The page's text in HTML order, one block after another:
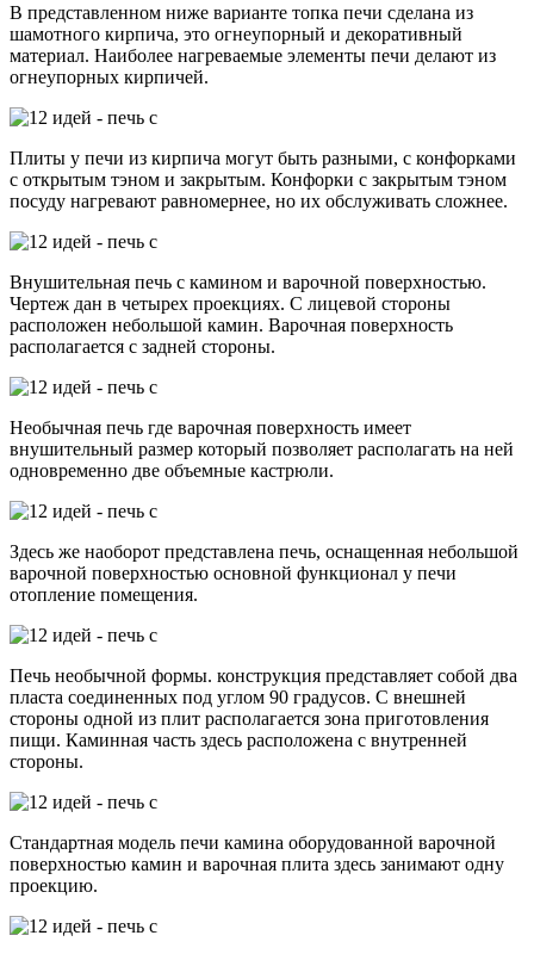
В представленном ниже варианте топка печи сделана из
шамотного кирпича, это огнеупорный и декоративный
материал. Наиболее нагреваемые элементы печи делают из
огнеупорных кирпичей.
Плиты у печи из кирпича могут быть разными, с конфорками
с открытым тэном и закрытым. Конфорки с закрытым тэном
посуду нагревают равномернее, но их обслуживать сложнее.
Внушительная печь с камином и варочной поверхностью.
Чертеж дан в четырех проекциях. С лицевой стороны
расположен небольшой камин. Варочная поверхность
располагается с задней стороны.
Необычная печь где варочная поверхность имеет
внушительный размер который позволяет располагать на ней
одновременно две объемные кастрюли.
Здесь же наоборот представлена печь, оснащенная небольшой
варочной поверхностью основной функционал у печи
отопление помещения.
Печь необычной формы. конструкция представляет собой два
пласта соединенных под углом 90 градусов. С внешней
стороны одной из плит располагается зона приготовления
пищи. Каминная часть здесь расположена с внутренней
стороны.
Стандартная модель печи камина оборудованной варочной
поверхностью камин и варочная плита здесь занимают одну
проекцию.